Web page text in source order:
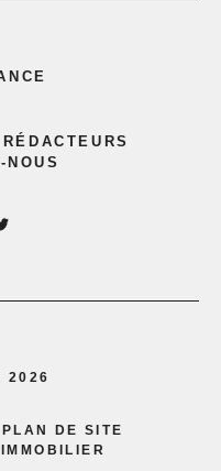
NOUS
2026
PLAN DE SITE